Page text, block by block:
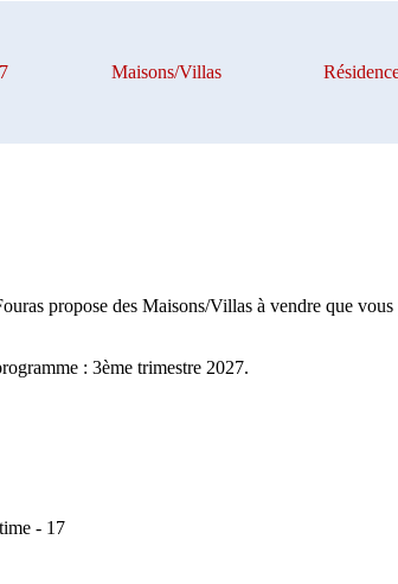
Maisons/Villas
propose des Maisons/Villas à vendre que
: 3ème trimestre 2027.
- 17